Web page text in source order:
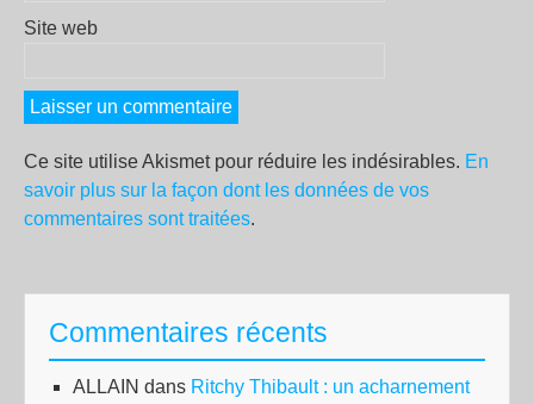
Site web
Ce site utilise Akismet pour réduire les indésirables. En
savoir plus sur la façon dont les données de vos
commentaires sont traitées.
Commentaires récents
ALLAIN dans Ritchy Thibault : un acharnement